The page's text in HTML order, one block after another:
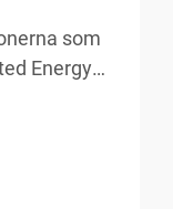
som
Energy
Lär dig